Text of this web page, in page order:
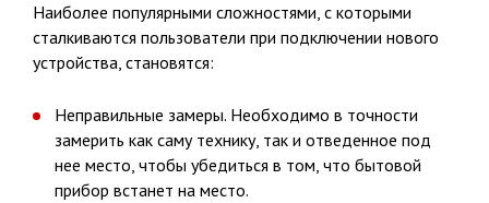
Наиболее популярными сложностями, с которыми
сталкиваются пользователи при подключении нового
устройства, становятся:
Неправильные замеры. Необходимо в точности
замерить как саму технику, так и отведенное под
нее место, чтобы убедиться в том, что бытовой
прибор встанет на место.